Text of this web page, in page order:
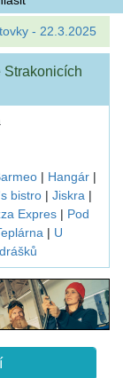
- 22.3.2025
Strakonicích
| Hangár |
bistro |Jiskra |
Expres | Pod
| U